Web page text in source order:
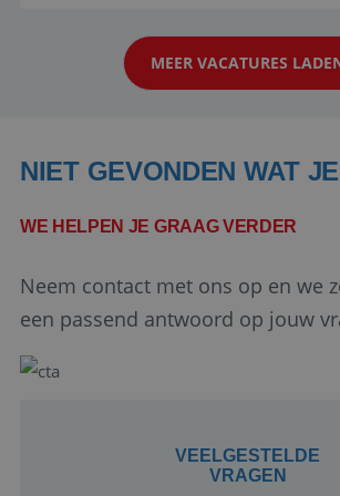
klanten te overtuigen om die
boeken! ...
MEER VACATURES
NIET GEVONDEN WAT
WE HELPEN JE GRAAG VERDER
Neem contact met ons op en we
een passend antwoord op jouw
VEELGESTELDE
VRAGEN
Google Privacy Policy